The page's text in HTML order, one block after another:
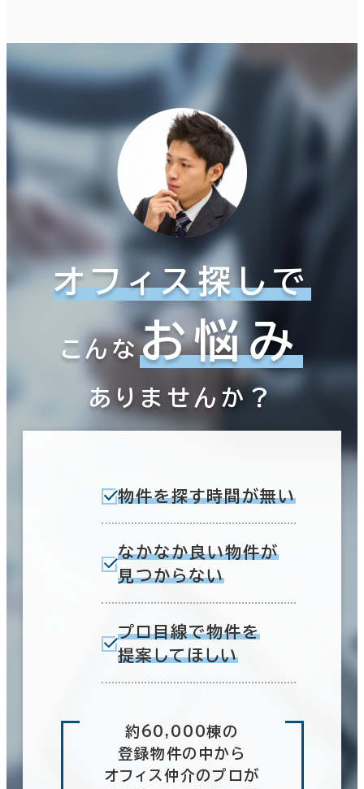
オフィス探しで
こんなお悩み
ありませんか？
物件を探す時間が無い
なかなか良い物件が
見つからない
プロ目線で物件を
提案してほしい
約60,000棟の
登録物件の中から
オフィス仲介のプロが